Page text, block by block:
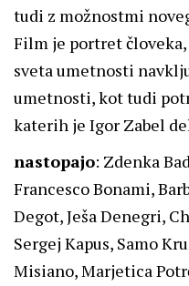
tudi z možnostmi
Film je portret
sveta umetnosti
umetnosti, kot tudi
katerih je Igor Zabel
nastopajo: Zdenka
Francesco Bonami,
Degot, Ješa Denegri,
Sergej Kapus, Samo
Misiano, Marjetica